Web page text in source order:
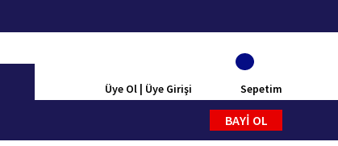
Üye Ol | Üye Girişi Sepetim
BAYİ OL